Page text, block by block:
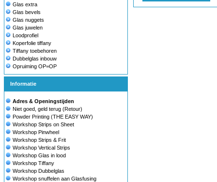
Glas extra
Glas bevels
Glas nuggets
Glas juwelen
Loodprofiel
Koperfolie tiffany
Tiffany toebehoren
Dubbelglas inbouw
Opruiming OP=OP
Informatie
Adres & Openingstijden
Niet goed, geld terug (Retour)
Powder Printing (THE EASY WAY)
Workshop Strips on Sheet
Workshop Pinwheel
Workshop Strips & Frit
Workshop Vertical Strips
Workshop Glas in lood
Workshop Tiffany
Workshop Dubbelglas
Workshop snuffelen aan Glasfusing